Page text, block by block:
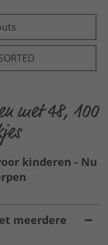
met 48, 100
kinderen - Nu
meerdere